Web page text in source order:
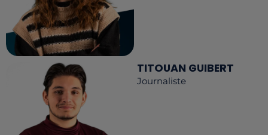
TITOUAN GUIBERT
Journaliste